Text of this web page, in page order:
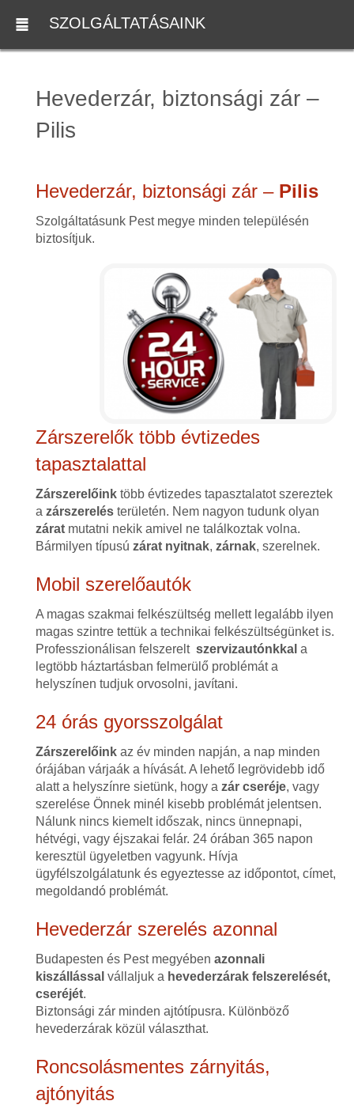
SZOLGÁLTATÁSAINK
Hevederzár, biztonsági zár –
Pilis
Hevederzár, biztonsági zár – Pilis
Szolgáltatásunk Pest megye minden településén
biztosítjuk.
Zárszerelők több évtizedes
tapasztalattal
Zárszerelőinktöbb évtizedes tapasztalatot szereztek
a zárszerelésterületén. Nem nagyon tudunk olyan
záratmutatni nekik amivel ne találkoztak volna.
Bármilyen típusú zárat nyitnak, zárnak, szerelnek.
Mobil szerelőautók
A magas szakmai felkészültség mellett legalább ilyen
magas szintre tettük a technikai felkészültségünket is.
Professzionálisan felszerelt szervizautónkkal a
legtöbb háztartásban felmerülő problémát a
helyszínen tudjuk orvosolni, javítani.
24 órás gyorsszolgálat
Zárszerelőinkaz év minden napján, a nap minden
órájában várjaák a hívását. A lehető legrövidebb idő
alatt a helyszínre sietünk, hogy a zár cseréje, vagy
szerelése Önnek minél kisebb problémát jelentsen.
Nálunk nincs kiemelt időszak, nincs ünnepnapi,
hétvégi, vagy éjszakai felár. 24 órában 365 napon
keresztül ügyeletben vagyunk. Hívja
ügyfélszolgálatunk és egyeztesse az időpontot, címet,
megoldandó problémát.
Hevederzár szerelés azonnal
Budapesten és Pest megyében azonnali
kiszállással vállaljuk a hevederzárak felszerelését,
cseréjét.
Biztonsági zár minden ajtótípusra. Különböző
hevederzárak közül választhat.
Roncsolásmentes zárnyitás,
ajtónyitás